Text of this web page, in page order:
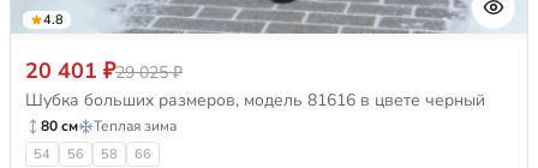
4.8
20 401 ₽29 025 ₽
Шубка больших размеров, модель 81616 в цвете черный
80 см Теплая зима
54 56 58 66